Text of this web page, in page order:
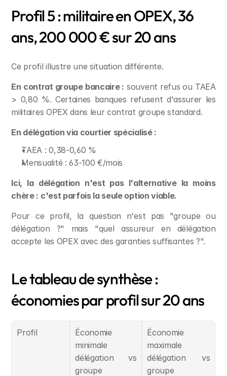
Profil 5 : militaire en OPEX, 36
ans, 200 000 € sur 20 ans
Ce profil illustre une situation différente.
En contrat groupe bancaire : souvent refus ou TAEA
> 0,80 %. Certaines banques refusent d'assurer les
militaires OPEX dans leur contrat groupe standard.
En délégation via courtier spécialisé :
TAEA : 0,38-0,60 %
Mensualité : 63-100 €/mois
Ici, la délégation n'est pas l'alternative la moins
chère : c'est parfois la seule option viable.
Pour ce profil, la question n'est pas "groupe ou
délégation ?" mais "quel assureur en délégation
accepte les OPEX avec des garanties suffisantes ?".
Le tableau de synthèse :
économies par profil sur 20 ans
Profil
Économie
minimale
délégation vs
groupe
Économie
maximale
délégation vs
groupe